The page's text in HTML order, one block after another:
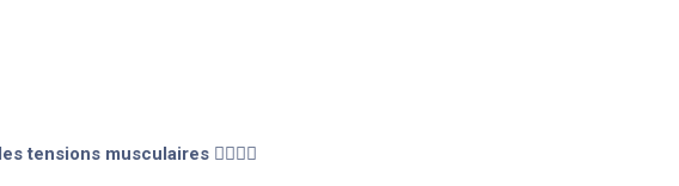
tensions musculaires 🏋️‍♂️💼👴